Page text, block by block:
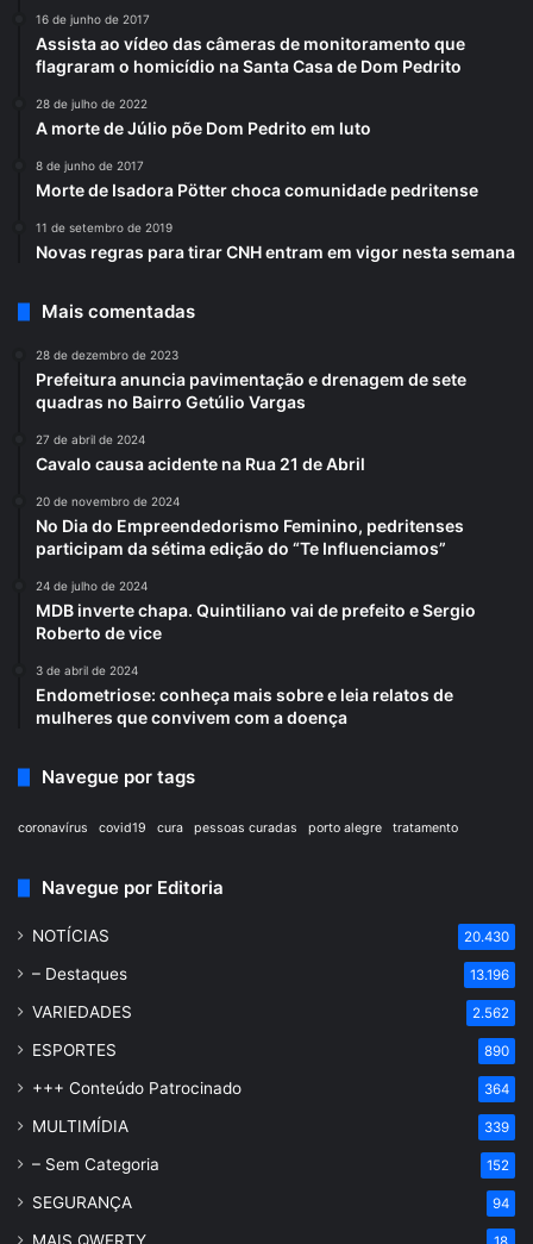
16 de junho de 2017
Assista ao vídeo das câmeras de monitoramento que
flagraram o homicídio na Santa Casa de Dom Pedrito
28 de julho de 2022
A morte de Júlio põe Dom Pedrito em luto
8 de junho de 2017
Morte de Isadora Pötter choca comunidade pedritense
11 de setembro de 2019
Novas regras para tirar CNH entram em vigor nesta semana
Mais comentadas
28 de dezembro de 2023
Prefeitura anuncia pavimentação e drenagem de sete
quadras no Bairro Getúlio Vargas
27 de abril de 2024
Cavalo causa acidente na Rua 21 de Abril
20 de novembro de 2024
No Dia do Empreendedorismo Feminino, pedritenses
participam da sétima edição do “Te Influenciamos”
24 de julho de 2024
MDB inverte chapa. Quintiliano vai de prefeito e Sergio
Roberto de vice
3 de abril de 2024
Endometriose: conheça mais sobre e leia relatos de
mulheres que convivem com a doença
Navegue por tags
coronavírus covid19 cura pessoas curadas porto alegre tratamento
Navegue por Editoria
NOTÍCIAS 20.430
– Destaques 13.196
VARIEDADES 2.562
ESPORTES 890
+++ Conteúdo Patrocinado 364
MULTIMÍDIA 339
– Sem Categoria 152
SEGURANÇA 94